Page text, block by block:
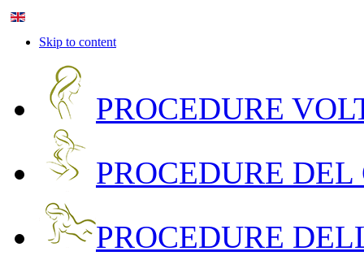
Skip to content
PROCEDURE
PROCEDURE DEL
PROCEDURE